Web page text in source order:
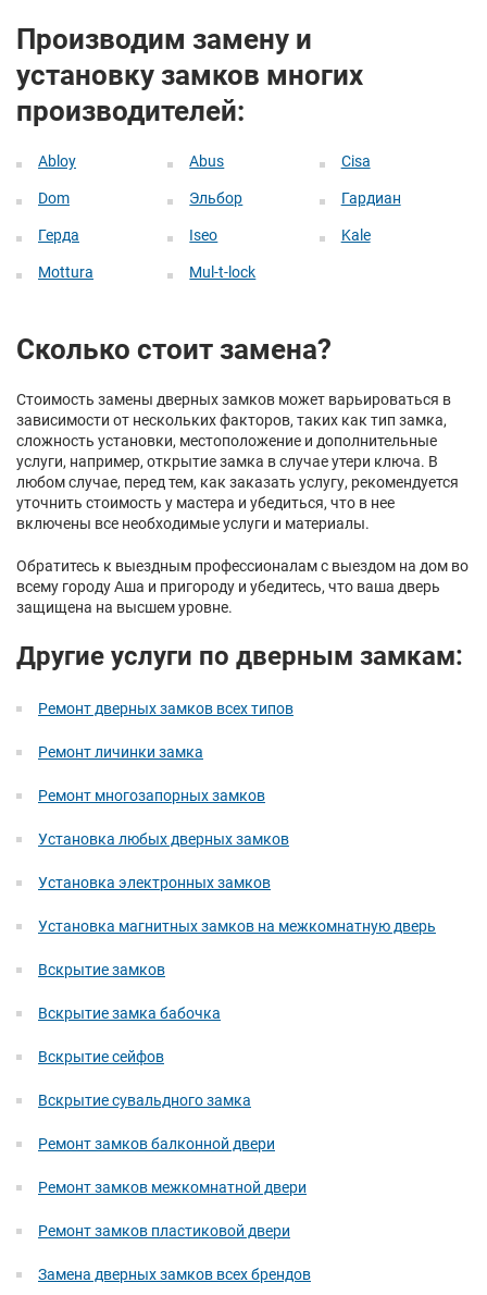
Производим замену и
установку замков многих
производителей:
Abloy Abus Cisa
Dom Эльбор Гардиан
Герда Iseo Kale
Mottura Mul-t-lock
Сколько стоит замена?
Стоимость замены дверных замков может варьироваться в
зависимости от нескольких факторов, таких как тип замка,
сложность установки, местоположение и дополнительные
услуги, например, открытие замка в случае утери ключа. В
любом случае, перед тем, как заказать услугу, рекомендуется
уточнить стоимость у мастера и убедиться, что в нее
включены все необходимые услуги и материалы.
Обратитесь к выездным профессионалам с выездом на дом во
всему городу Аша и пригороду и убедитесь, что ваша дверь
защищена на высшем уровне.
Другие услуги по дверным замкам:
Ремонт дверных замков всех типов
Ремонт личинки замка
Ремонт многозапорных замков
Установка любых дверных замков
Установка электронных замков
Установка магнитных замков на межкомнатную дверь
Вскрытие замков
Вскрытие замка бабочка
Вскрытие сейфов
Вскрытие сувальдного замка
Ремонт замков балконной двери
Ремонт замков межкомнатной двери
Ремонт замков пластиковой двери
Замена дверных замков всех брендов